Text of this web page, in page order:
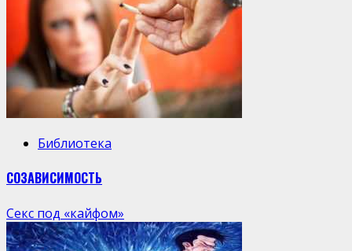
Библиотека
СОЗАВИСИМОСТЬ
Секс под «кайфом»